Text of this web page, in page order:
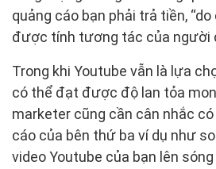
quảng cáo bạn phải trả tiền,
được tính tương tác của người
Trong khi Youtube vẫn là lựa
có thể đạt được độ lan tỏa
marketer cũng cần cân nhắc
cáo của bên thứ ba ví dụ như
video Youtube của bạn lên